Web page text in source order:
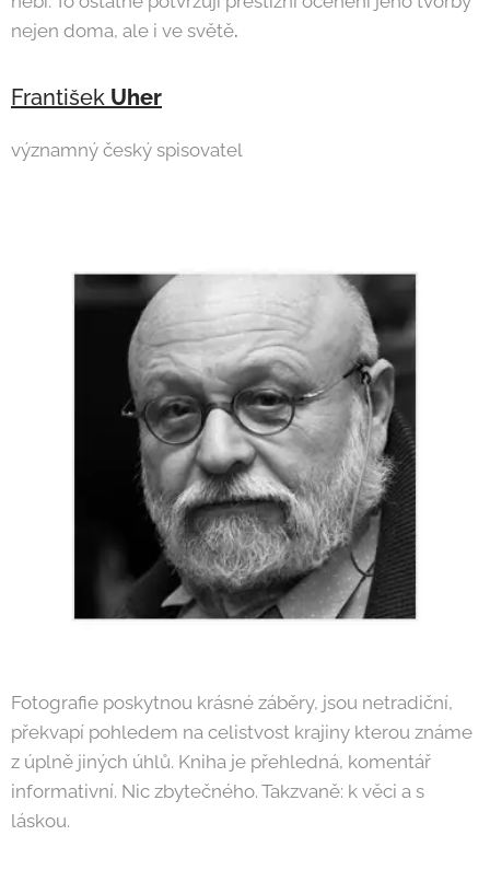
nejen doma, ale i ve světě.
František Uher
významný český spisovatel
Fotografie poskytnou krásné záběry, jsou netradiční,
překvapí pohledem na celistvost krajiny kterou známe
z úplně jiných úhlů. Kniha je přehledná, komentář
informativní. Nic zbytečného. Takzvaně: k věci a s
láskou.